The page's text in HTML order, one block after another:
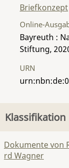
Briefkonzept
Online-
Bayreuth :
Stiftung,
URN
Klassifikation
Dokumente von
rd Wagner